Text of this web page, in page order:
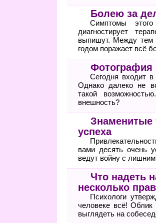
Болею за
Симптомы
диагностирует
выпишут. Между тем
годом поражает всё
Фотография
Сегодня входит
Однако далеко не
такой
внешность?
Знаменитые
успеха
вами десять очень
ведут войну с
Что надеть
несколько
Психологи
человеке всё!
выглядеть на